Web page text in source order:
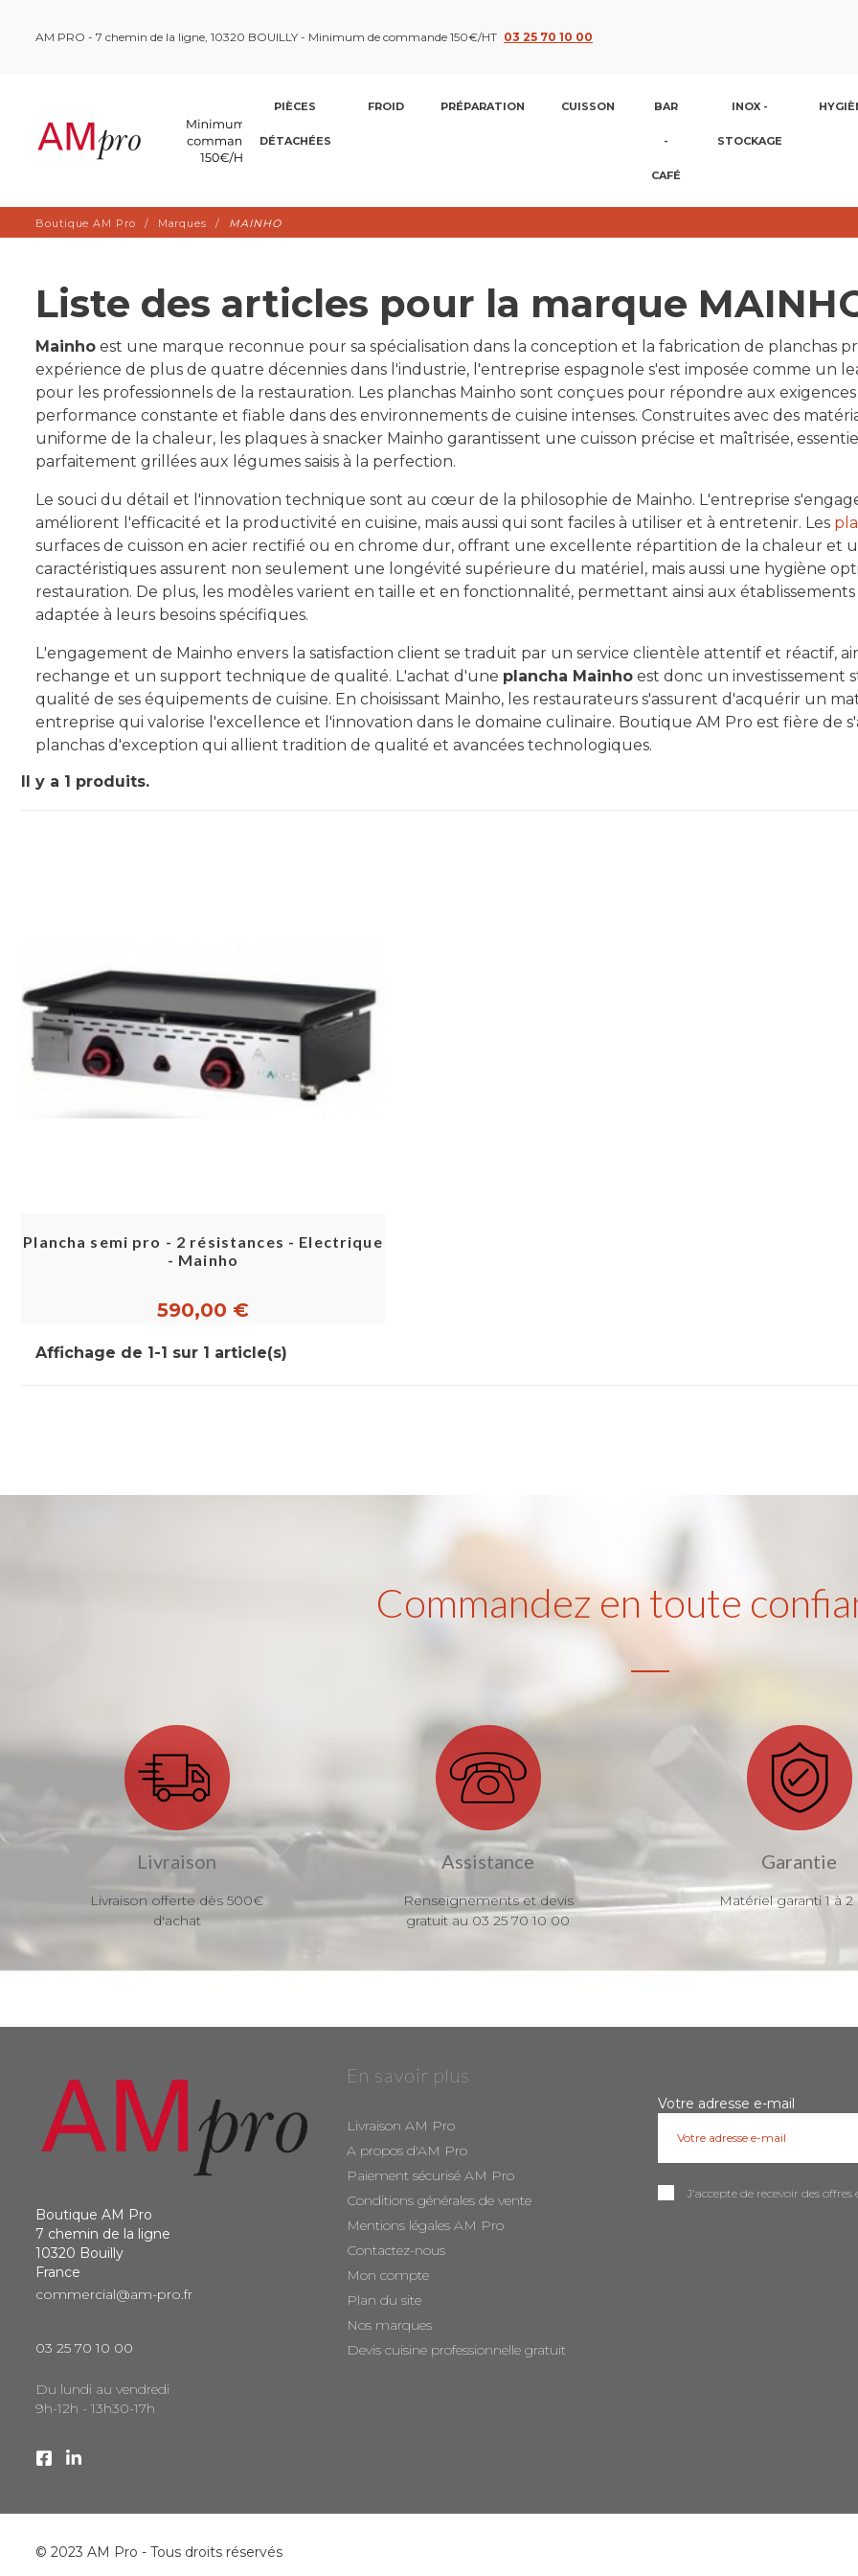
AM PRO - 7 chemin de la ligne, 10320 BOUILLY - Minimum de commande 150€/HT 03 25 70 10 00
PIÈCES
DÉTACHÉES
FROID PRÉPARATION CUISSON BAR
-
CAFÉ
INOX -
STOCKAGE
Boutique AM Pro Marques MAINHO
Liste des articles pour la marque
Mainho est une marque reconnue pour sa spécialisation dans la conception et la fabrication de planchas
expérience de plus de quatre décennies dans l'industrie, l'entreprise espagnole s'est imposée comme un
pour les professionnels de la restauration. Les planchas Mainho sont conçues pour répondre aux
performance constante et fiable dans des environnements de cuisine intenses. Construites avec des
uniforme de la chaleur, les plaques à snacker Mainho garantissent une cuisson précise et maîtrisée,
parfaitement grillées aux légumes saisis à la perfection.
Le souci du détail et l'innovation technique sont au cœur de la philosophie de Mainho. L'entreprise
améliorent l'efficacité et la productivité en cuisine, mais aussi qui sont faciles à utiliser et à entretenir. Les
surfaces de cuisson en acier rectifié ou en chrome dur, offrant une excellente répartition de la chaleur et
caractéristiques assurent non seulement une longévité supérieure du matériel, mais aussi une hygiène
restauration. De plus, les modèles varient en taille et en fonctionnalité, permettant ainsi aux
adaptée à leurs besoins spécifiques.
L'engagement de Mainho envers la satisfaction client se traduit par un service clientèle attentif et réactif,
rechange et un support technique de qualité. L'achat d'une plancha Mainho est donc un investissement
qualité de ses équipements de cuisine. En choisissant Mainho, les restaurateurs s'assurent d'acquérir un
entreprise qui valorise l'excellence et l'innovation dans le domaine culinaire. Boutique AM Pro est fière de
planchas d'exception qui allient tradition de qualité et avancées technologiques.
Il y a 1 produits.
Plancha semi pro - 2 résistances - Electrique
- Mainho
590,00 €
Affichage de 1-1 sur 1 article(s)
Commandez en toute
Livraison
Livraison offerte dès 500€
d'achat
Assistance
Renseignements et devis
gratuit au 03 25 70 10 00
Garantie
Matériel garanti 1 à 2
Boutique AM Pro
7 chemin de la ligne
10320 Bouilly
France
commercial@am-pro.fr
03 25 70 10 00
Du lundi au vendredi
9h-12h - 13h30-17h
En savoir plus
Livraison AM Pro
A propos d'AM Pro
Paiement sécurisé AM Pro
Conditions générales de vente
Mentions légales AM Pro
Contactez-nous
Mon compte
Plan du site
Nos marques
Devis cuisine professionnelle gratuit
Votre adresse e-mail
J'accepte de recevoir des
© 2023 AM Pro - Tous droits réservés